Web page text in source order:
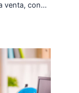
venta, con…